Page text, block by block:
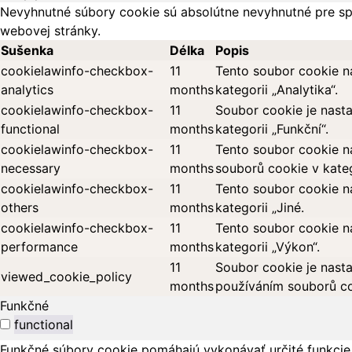
Nevyhnutné súbory cookie sú absolútne nevyhnutné pre
webovej stránky.
Sušenka
Délka
Popis
cookielawinfo-checkbox-
analytics
11
months
Tento soubor cookie
kategorii „Analytika“.
cookielawinfo-checkbox-
functional
11
months
Soubor cookie je
kategorii „Funkční“.
cookielawinfo-checkbox-
necessary
11
months
Tento soubor cookie
souborů cookie v
cookielawinfo-checkbox-
others
11
months
Tento soubor cookie
kategorii „Jiné.
cookielawinfo-checkbox-
performance
11
months
Tento soubor cookie
kategorii „Výkon“.
viewed_cookie_policy
11
months
Soubor cookie je
používáním souborů
Funkčné
functional